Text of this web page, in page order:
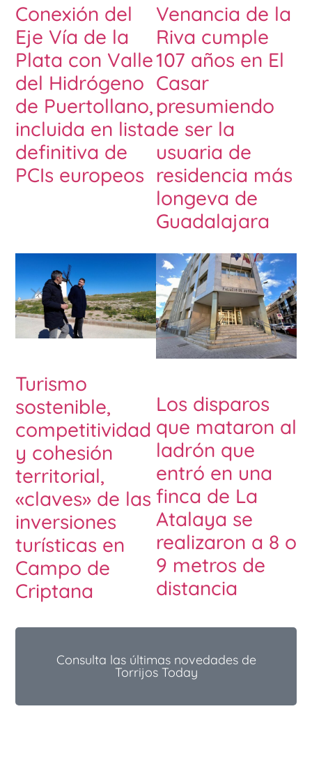
Conexión del
Eje Vía de la
Plata con Valle
del Hidrógeno
de Puertollano,
incluida en lista
definitiva de
PCIs europeos
Venancia de la
Riva cumple
107 años en El
Casar
presumiendo
de ser la
usuaria de
residencia más
longeva de
Guadalajara
Turismo
sostenible,
competitividad
y cohesión
territorial,
«claves» de las
inversiones
turísticas en
Campo de
Criptana
Los disparos
que mataron al
ladrón que
entró en una
finca de La
Atalaya se
realizaron a 8 o
9 metros de
distancia
Consulta las últimas novedades de
Torrijos Today